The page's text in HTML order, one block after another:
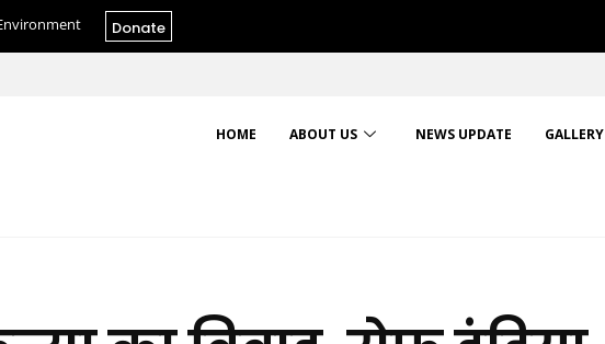
Donate
HOME ABOUT US NEWS UPDATE GALLERY